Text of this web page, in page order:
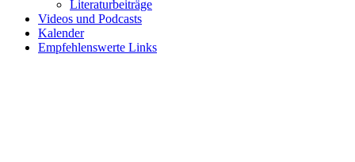
Literaturbeiträge
Videos und Podcasts
Kalender
Empfehlenswerte Links